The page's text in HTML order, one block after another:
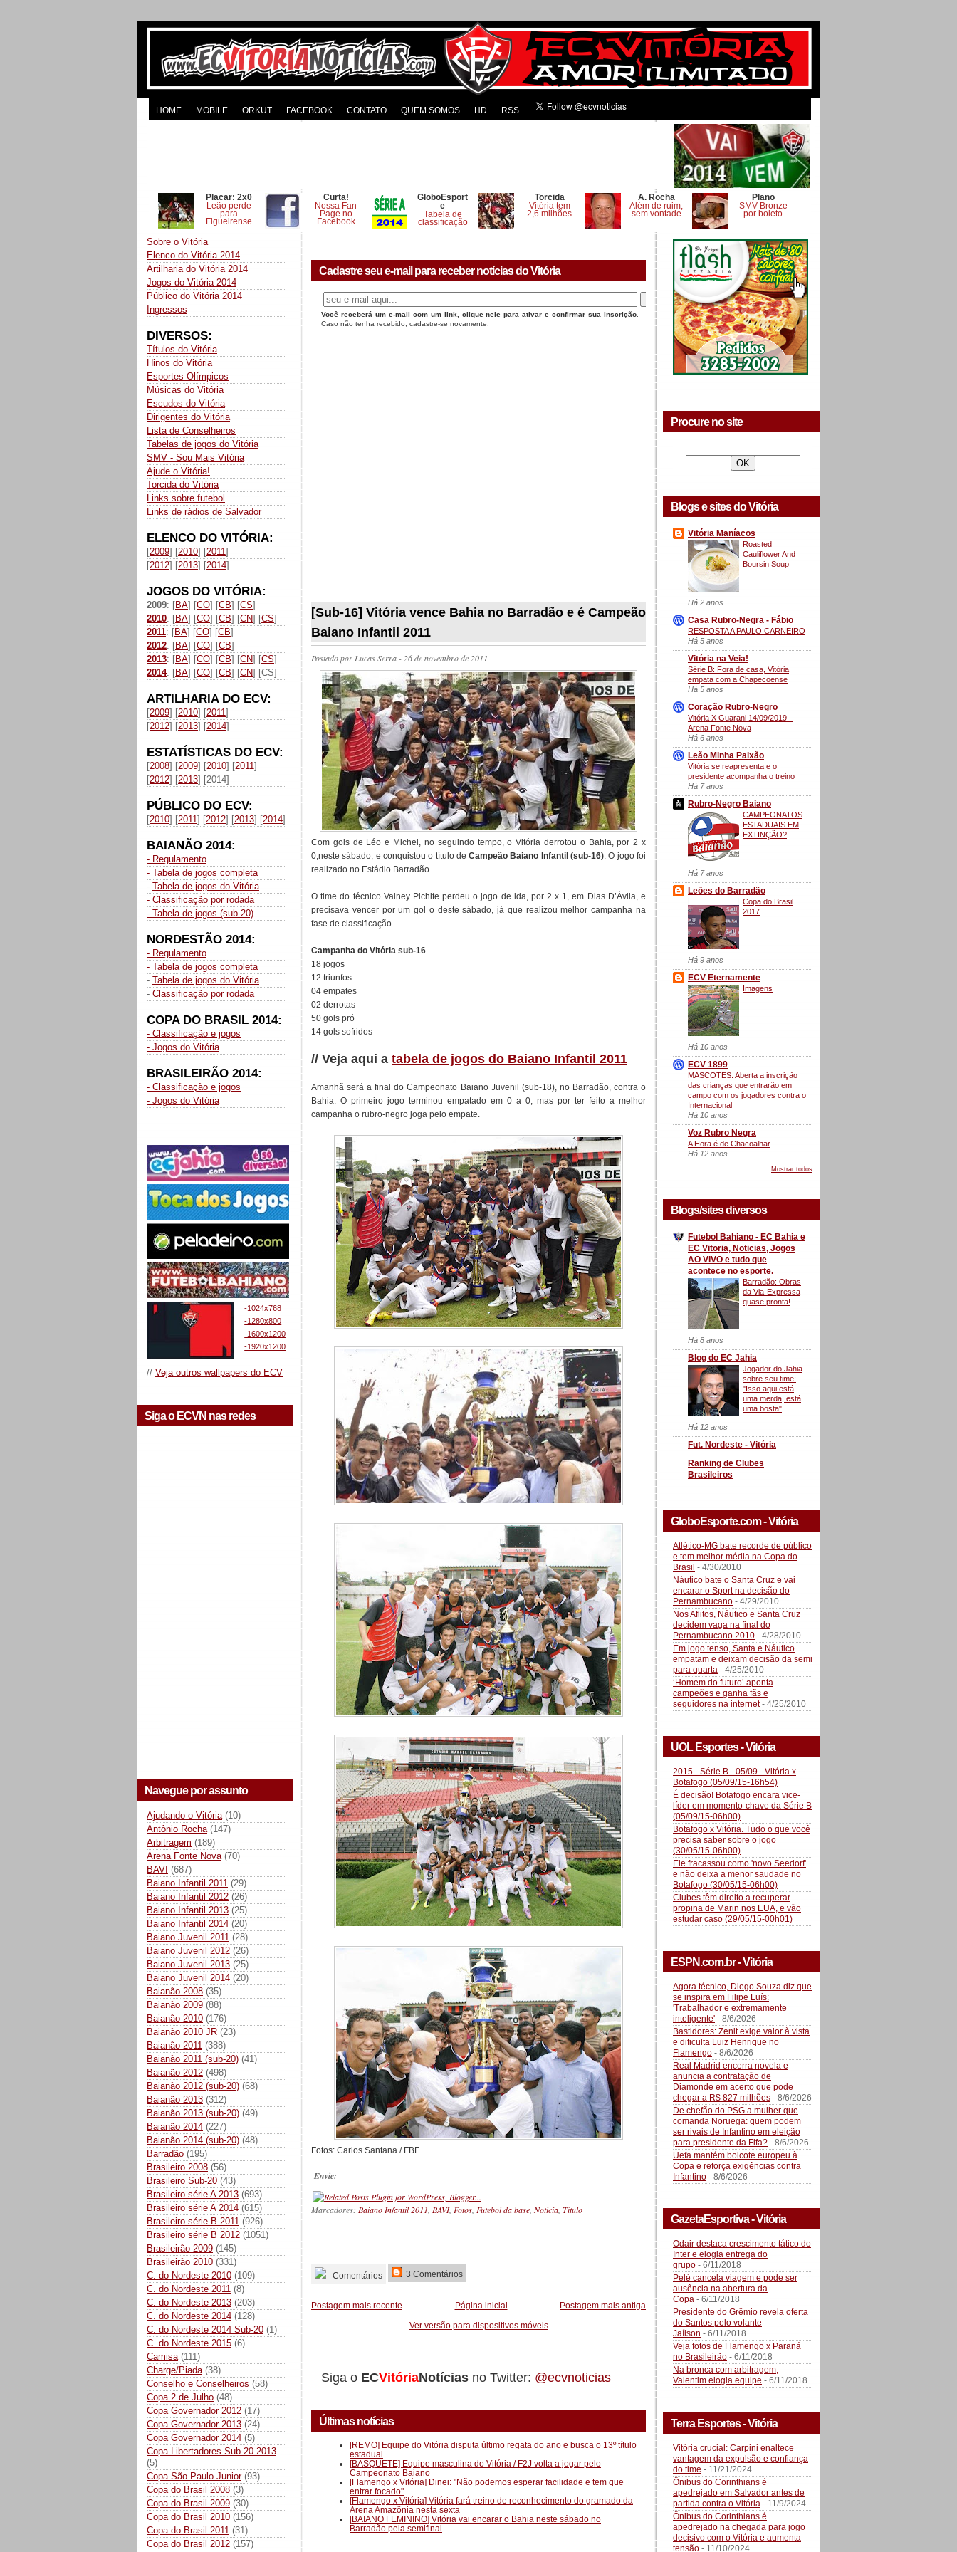
HOME MOBILE ORKUT FACEBOOK CONTATO QUEM SOMOS HD RSS
Placar: 2x0
Leão perde
para
Figueirense
Curta!
Nossa Fan
Page no
Facebook
GloboEsport
e
Tabela de
classificação
Torcida
Vitória tem
2,6 milhões
A. Rocha
Além de ruim,
sem vontade
Plano
SMV Bronze
por boleto
Sobre o Vitória
Elenco do Vitória 2014
Artilharia do Vitória 2014
Jogos do Vitória 2014
Público do Vitória 2014
Ingressos
DIVERSOS:
Títulos do Vitória
Hinos do Vitória
Esportes Olímpicos
Músicas do Vitória
Escudos do Vitória
Dirigentes do Vitória
Lista de Conselheiros
Tabelas de jogos do Vitória
SMV - Sou Mais Vitória
Ajude o Vitória!
Torcida do Vitória
Links sobre futebol
Links de rádios de Salvador
ELENCO DO VITÓRIA:
[2009] [2010] [2011]
[2012] [2013] [2014]
JOGOS DO VITÓRIA:
2009: [BA] [CO] [CB] [CS]
2010: [BA] [CO] [CB] [CN] [CS]
2011: [BA] [CO] [CB]
2012: [BA] [CO] [CB]
2013: [BA] [CO] [CB] [CN] [CS]
2014: [BA] [CO] [CB] [CN] [CS]
ARTILHARIA DO ECV:
[2009] [2010] [2011]
[2012] [2013] [2014]
ESTATÍSTICAS DO ECV:
[2008] [2009] [2010] [2011]
[2012] [2013] [2014]
PÚBLICO DO ECV:
[2010] [2011] [2012] [2013] [2014]
BAIANÃO 2014:
- Regulamento
- Tabela de jogos completa
- Tabela de jogos do Vitória
- Classificação por rodada
- Tabela de jogos (sub-20)
NORDESTÃO 2014:
- Regulamento
- Tabela de jogos completa
- Tabela de jogos do Vitória
- Classificação por rodada
COPA DO BRASIL 2014:
- Classificação e jogos
- Jogos do Vitória
BRASILEIRÃO 2014:
- Classificação e jogos
- Jogos do Vitória
-1024x768
-1280x800
-1600x1200
-1920x1200
// Veja outros wallpapers do ECV
Siga o ECVN nas redes
Navegue por assunto
Ajudando o Vitória (10)
Antônio Rocha (147)
Arbitragem (189)
Arena Fonte Nova (70)
BAVI (687)
Baiano Infantil 2011 (29)
Baiano Infantil 2012 (26)
Baiano Infantil 2013 (25)
Baiano Infantil 2014 (20)
Baiano Juvenil 2011 (28)
Baiano Juvenil 2012 (26)
Baiano Juvenil 2013 (25)
Baiano Juvenil 2014 (20)
Baianão 2008 (35)
Baianão 2009 (88)
Baianão 2010 (176)
Baianão 2010 JR (23)
Baianão 2011 (388)
Baianão 2011 (sub-20) (41)
Baianão 2012 (498)
Baianão 2012 (sub-20) (68)
Baianão 2013 (312)
Baianão 2013 (sub-20) (49)
Baianão 2014 (227)
Baianão 2014 (sub-20) (48)
Barradão (195)
Brasileiro 2008 (56)
Brasileiro Sub-20 (43)
Brasileiro série A 2013 (693)
Brasileiro série A 2014 (615)
Brasileiro série B 2011 (926)
Brasileiro série B 2012 (1051)
Brasileirão 2009 (145)
Brasileirão 2010 (331)
C. do Nordeste 2010 (109)
C. do Nordeste 2011 (8)
C. do Nordeste 2013 (203)
C. do Nordeste 2014 (128)
C. do Nordeste 2014 Sub-20 (1)
C. do Nordeste 2015 (6)
Camisa (111)
Charge/Piada (38)
Conselho e Conselheiros (58)
Copa 2 de Julho (48)
Copa Governador 2012 (17)
Copa Governador 2013 (24)
Copa Governador 2014 (5)
Copa Libertadores Sub-20 2013
(5)
Copa São Paulo Junior (93)
Copa do Brasil 2008 (3)
Copa do Brasil 2009 (30)
Copa do Brasil 2010 (156)
Copa do Brasil 2011 (31)
Copa do Brasil 2012 (157)
Cadastre seu e-mail para receber notícias do Vitória
Você receberá um e-mail com um link, clique nele para ativar e confirmar sua inscrição
Caso não tenha recebido, cadastre-se novamente.
[Sub-16] Vitória vence Bahia no Barradão e é Campeão
Baiano Infantil 2011
Postado porLucas Serra- 26 de novembro de 2011
Com gols de Léo e Michel, no seguindo tempo, o Vitória derrotou o Bahia, por 2 x
0,neste sábado, e conquistou o título deCampeão Baiano Infantil (sub-16). O jogo foi
realizado no Estádio Barradão.
O time do técnico Valney Pichite perdeu o jogo de ida, por 2 x 1, em Dias D’Ávila, e
precisava vencer por um gol o deste sábado, já que realizou melhor campanha na
fase de classificação.
Campanha do Vitória sub-16
18 jogos
12 triunfos
04 empates
02 derrotas
50 gols pró
14 gols sofridos
// Veja aqui a tabela de jogos do Baiano Infantil 2011
Amanhã será a final do Campeonato Baiano Juvenil (sub-18), no Barradão, contra o
Bahia. O primeiro jogo terminou empatado em 0 a 0, mas por ter feito a melhor
campanha o rubro-negro joga pelo empate.
Fotos: Carlos Santana / FBF
Envie:
Marcadores: Baiano Infantil 2011, BAVI, Fotos, Futebol da base, Notícia, Título
Comentários 3 Comentários
Postagem mais recente Postagem mais antiga
Página inicial
Ver versão para dispositivos móveis
Siga o ECVitóriaNotícias no Twitter: @ecvnoticias
Últimas notícias
[REMO] Equipe do Vitória disputa último regata do ano e busca o 13º título
estadual
[BASQUETE] Equipe masculina do Vitória / F2J volta a jogar pelo
Campeonato Baiano
[Flamengo x Vitória] Dinei: "Não podemos esperar facilidade e tem que
entrar focado"
[Flamengo x Vitória] Vitória fará treino de reconhecimento do gramado da
Arena Amazônia nesta sexta
[BAIANO FEMININO] Vitória vai encarar o Bahia neste sábado no
Barradão pela semifinal
Procure no site
Blogs e sites do Vitória
Vitória Maníacos
Roasted
Cauliflower And
Boursin Soup
Há 2 anos
Casa Rubro-Negra - Fábio
RESPOSTA A PAULO CARNEIRO
Há 5 anos
Vitória na Veia!
Série B: Fora de casa, Vitória
empata com a Chapecoense
Há 5 anos
Coração Rubro-Negro
Vitória X Guarani 14/09/2019 –
Arena Fonte Nova
Há 6 anos
Leão Minha Paixão
Vitória se reapresenta e o
presidente acompanha o treino
Há 7 anos
Rubro-Negro Baiano
CAMPEONATOS
ESTADUAIS EM
EXTINÇÃO?
Há 7 anos
Leões do Barradão
Copa do Brasil
2017
Há 9 anos
ECV Eternamente
Imagens
Há 10 anos
ECV 1899
MASCOTES: Aberta a inscrição
das crianças que entrarão em
campo com os jogadores contra o
Internacional
Há 10 anos
Voz Rubro Negra
A Hora é de Chacoalhar
Há 12 anos
Mostrar todos
Blogs/sites diversos
Futebol Bahiano - EC Bahia e
EC Vitoria, Noticias, Jogos
AO VIVO e tudo que
acontece no esporte.
Barradão: Obras
da Via-Expressa
quase pronta!
Há 8 anos
Blog do EC Jahia
Jogador do Jahia
sobre seu time:
"Isso aqui está
uma merda, está
uma bosta"
Há 12 anos
Fut. Nordeste - Vitória
Ranking de Clubes
Brasileiros
GloboEsporte.com - Vitória
Atlético-MG bate recorde de público
e tem melhor média na Copa do
Brasil - 4/30/2010
Náutico bate o Santa Cruz e vai
encarar o Sport na decisão do
Pernambucano - 4/29/2010
Nos Aflitos, Náutico e Santa Cruz
decidem vaga na final do
Pernambucano 2010 - 4/28/2010
Em jogo tenso, Santa e Náutico
empatam e deixam decisão da semi
para quarta - 4/25/2010
‘Homem do futuro’ aponta
campeões e ganha fãs e
seguidores na internet- 4/25/2010
UOL Esportes - Vitória
2015 - Série B - 05/09 - Vitória x
Botafogo (05/09/15-16h54)
É decisão! Botafogo encara vice-
líder em momento-chave da Série B
(05/09/15-06h00)
Botafogo x Vitória. Tudo o que você
precisa saber sobre o jogo
(30/05/15-06h00)
Ele fracassou como 'novo Seedorf'
e não deixa a menor saudade no
Botafogo (30/05/15-06h00)
Clubes têm direito a recuperar
propina de Marin nos EUA, e vão
estudar caso (29/05/15-00h01)
ESPN.com.br - Vitória
Agora técnico, Diego Souza diz que
se inspira em Filipe Luís:
'Trabalhador e extremamente
inteligente' - 8/6/2026
Bastidores: Zenit exige valor à vista
e dificulta Luiz Henrique no
Flamengo - 8/6/2026
Real Madrid encerra novela e
anuncia a contratação de
Diamonde em acerto que pode
chegar a R$ 827 milhões - 8/6/2026
De chefão do PSG a mulher que
comanda Noruega: quem podem
ser rivais de Infantino em eleição
para presidente da Fifa? - 8/6/2026
Uefa mantém boicote europeu à
Copa e reforça exigências contra
Infantino - 8/6/2026
GazetaEsportiva - Vitória
Odair destaca crescimento tático do
Inter e elogia entrega do
grupo - 6/11/2018
Pelé cancela viagem e pode ser
ausência na abertura da
Copa - 6/11/2018
Presidente do Grêmio revela oferta
do Santos pelo volante
Jaílson - 6/11/2018
Veja fotos de Flamengo x Paraná
no Brasileirão - 6/11/2018
Na bronca com arbitragem,
Valentim elogia equipe - 6/11/2018
Terra Esportes - Vitória
Vitória crucial: Carpini enaltece
vantagem da expulsão e confiança
do time - 11/21/2024
Ônibus do Corinthians é
apedrejado em Salvador antes de
partida contra o Vitória - 11/9/2024
Ônibus do Corinthians é
apedrejado na chegada para jogo
decisivo com o Vitória e aumenta
tensão - 11/10/2024